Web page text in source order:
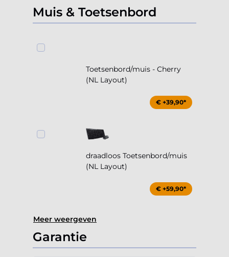
Muis & Toetsenbord
Toetsenbord/muis - Cherry
(NL Layout)
€ +39,90*
draadloos Toetsenbord/muis
(NL Layout)
€ +59,90*
Meer weergeven
Garantie